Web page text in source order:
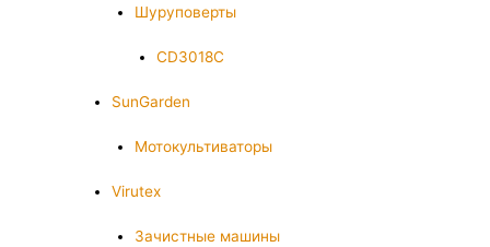
Шуруповерты
CD3018C
SunGarden
Мотокультиваторы
Virutex
Зачистные машины